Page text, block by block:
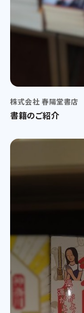
株式会社 春陽堂書店
書籍のご紹介